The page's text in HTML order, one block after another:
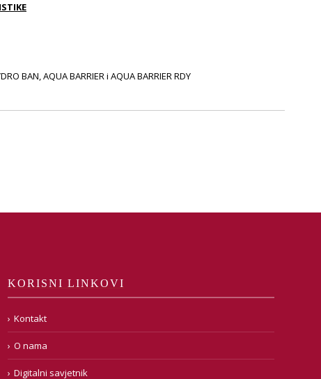
BAN, AQUA BARRIER i AQUA BARRIER RDY
KORISNI LINKOVI
Kontakt
O nama
Digitalni savjetnik